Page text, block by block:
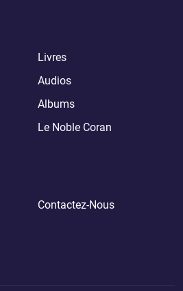
Livres
Audios
Albums
Le Noble Coran
Contactez-Nous